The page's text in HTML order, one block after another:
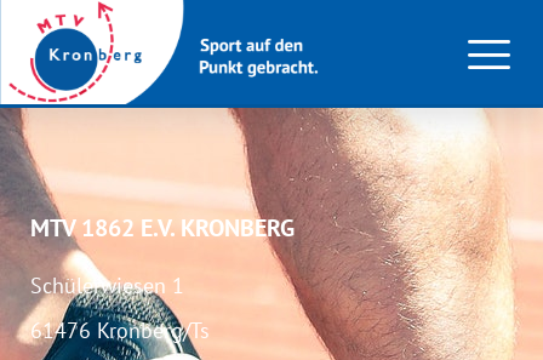
Neurologie
MTV 1862 E.V. KRONBERG
Schülerwiesen 1
61476 Kronberg/Ts